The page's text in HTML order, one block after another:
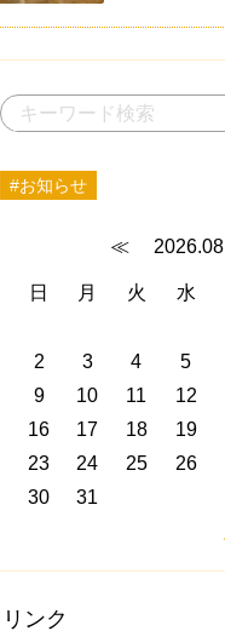
#お知らせ
≪ 2026.08
日 月 火 水
2
3 4 5
9
10 11 12
16
17 18 19
23
24 25 26
30
31
リンク